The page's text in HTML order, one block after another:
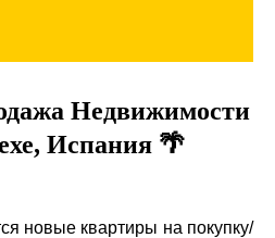
Недвижимости
Испания 🌴
новые квартиры на покупку/